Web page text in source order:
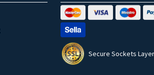
Secure Sockets